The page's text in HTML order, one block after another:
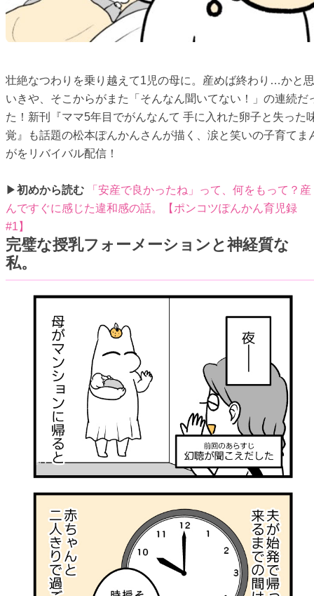
壮絶なつわりを乗り越えて1児の母に。産めば終わり…かと思
いきや、そこからがまた「そんなん聞いてない！」の連続だ
た！新刊『ママ5年目でがんなんて 手に入れた卵子と失った
覚』も話題の松本ぽんかんさんが描く、涙と笑いの子育てま
がをリバイバル配信！
▶初めから読む
「安産で良かったね」って、何をもって？産
んですぐに感じた違和感の話。【ポンコツぽんかん育児録
#1】
完璧な授乳フォーメーションと神経質な
私。